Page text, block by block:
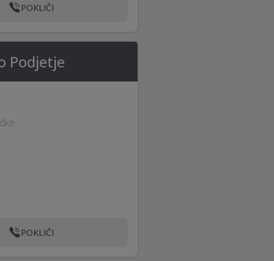
POKLIČI
Podjetje
POKLIČI